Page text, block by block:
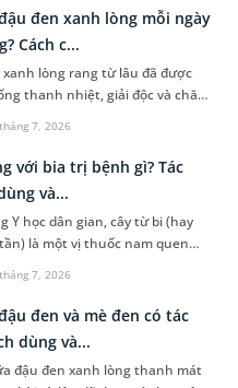
phù hợp với thể trạng sẽ giúp
thu, nhanh chóng bắt kịp đà
Bài viết sau đây sẽ hướng
chọn sữa phù hợp cho con và
nên bỏ qua.
7, 2026
đen xanh lòng mỗi ngày
Cách c...
xanh lòng rang từ lâu đã được
thanh nhiệt, giải độc và chăm
quả trong những ngày hè oi
việc lạm dụng loại nước này
hàng ngày liệu có thực sự
tối ưu cho sức khỏe hay không?
sẽ giúp bạn giải đáp chi tiết
nước đậu đen xanh lòng mỗi
đồng thời hướng dẫn bạn
liều lượng sử dụng mang lại
7, 2026
với bia trị bệnh gì? Tác
và...
Y học dân gian, cây từ bi (hay
là một vị thuốc nam quen
công dụng trị bệnh.Thời
kết hợp giữa lá từ bi và bia
chủ đề được rất nhiều người
chất lá từ bi uống với bia trị
khoa học đằng sau mẹo dân
làm thế nào để ứng dụng an
đen và mè đen có tác
dùng và...
đậu đen xanh lòng thanh mát